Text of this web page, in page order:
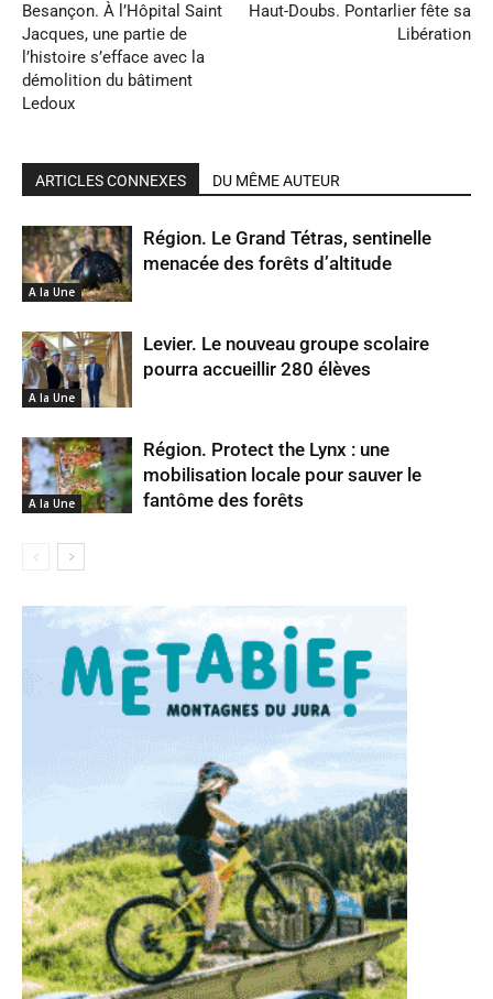
Besançon. À l’Hôpital Saint
Jacques, une partie de
l’histoire s’efface avec la
démolition du bâtiment
Ledoux
Haut-Doubs. Pontarlier fête sa
Libération
ARTICLES CONNEXES DU MÊME AUTEUR
A la Une
Région. Le Grand Tétras, sentinelle
menacée des forêts d’altitude
A la Une
Levier. Le nouveau groupe scolaire
pourra accueillir 280 élèves
A la Une
Région. Protect the Lynx : une
mobilisation locale pour sauver le
fantôme des forêts